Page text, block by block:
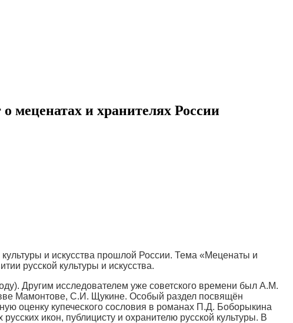
меценатах и хранителях России
и искусства прошлой России. Тема «Меценаты и
русской культуры и искусства.
Другим исследователем уже советского времени был А.М.
Мамонтове, С.И. Щукине. Особый раздел посвящён
оценку купеческого сословия в романах П.Д. Боборыкина
икон, публицисту и охранителю русской культуры. В